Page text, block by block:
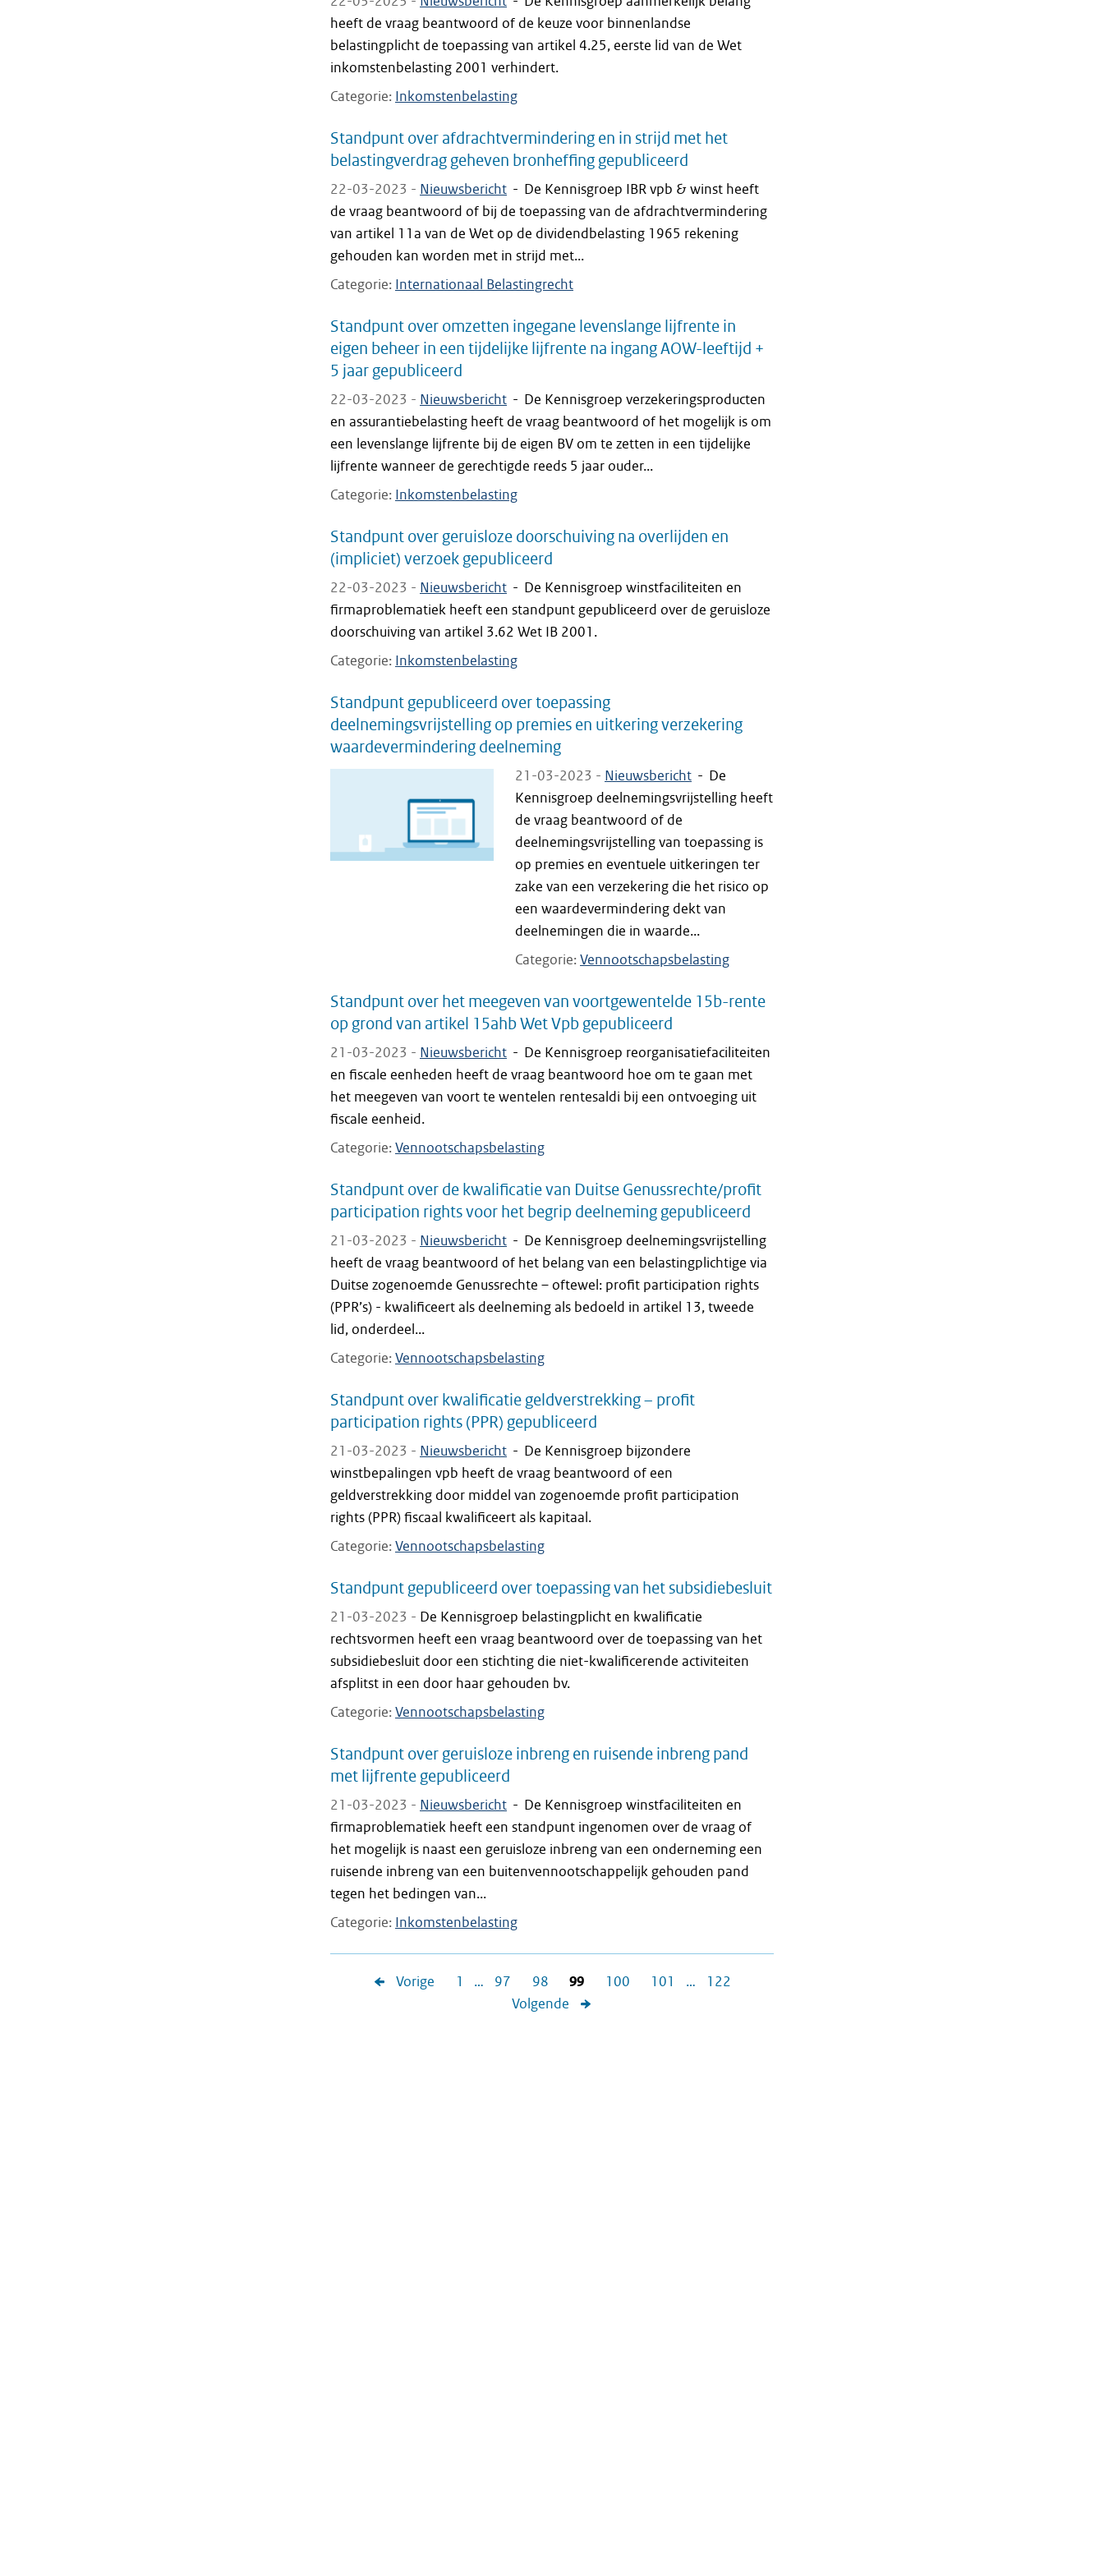
heeft de vraag beantwoord of de keuze voor binnenlandse
belastingplicht de toepassing van artikel 4.25, eerste lid van de Wet
inkomstenbelasting 2001 verhindert.
Categorie Inkomstenbelasting
Standpunt over afdrachtvermindering en in strijd met het
belastingverdrag geheven bronheffing gepubliceerd
22-03-2023 - Nieuwsbericht - De Kennisgroep IBR vpb & winst heeft
de vraag beantwoord of bij de toepassing van de afdrachtvermindering
van artikel 11a van de Wet op de dividendbelasting 1965 rekening
gehouden kan worden met in strijd met...
Categorie Internationaal Belastingrecht
Standpunt over omzetten ingegane levenslange lijfrente in
eigen beheer in een tijdelijke lijfrente na ingang AOW-leeftijd +
5 jaar gepubliceerd
22-03-2023 - Nieuwsbericht - De Kennisgroep verzekeringsproducten
en assurantiebelasting heeft de vraag beantwoord of het mogelijk is om
een levenslange lijfrente bij de eigen BV om te zetten in een tijdelijke
lijfrente wanneer de gerechtigde reeds 5 jaar ouder...
Categorie Inkomstenbelasting
Standpunt over geruisloze doorschuiving na overlijden en
(impliciet) verzoek gepubliceerd
22-03-2023 - Nieuwsbericht - De Kennisgroep winstfaciliteiten en
firmaproblematiek heeft een standpunt gepubliceerd over de geruisloze
doorschuiving van artikel 3.62 Wet IB 2001.
Categorie Inkomstenbelasting
Standpunt gepubliceerd over toepassing
deelnemingsvrijstelling op premies en uitkering verzekering
waardevermindering deelneming
21-03-2023 - Nieuwsbericht - De
Kennisgroep deelnemingsvrijstelling heeft
de vraag beantwoord of de
deelnemingsvrijstelling van toepassing is
op premies en eventuele uitkeringen ter
zake van een verzekering die het risico op
een waardevermindering dekt van
deelnemingen die in waarde...
Categorie Vennootschapsbelasting
Standpunt over het meegeven van voortgewentelde 15b-rente
op grond van artikel 15ahb Wet Vpb gepubliceerd
21-03-2023 - Nieuwsbericht - De Kennisgroep reorganisatiefaciliteiten
en fiscale eenheden heeft de vraag beantwoord hoe om te gaan met
het meegeven van voort te wentelen rentesaldi bij een ontvoeging uit
fiscale eenheid.
Categorie Vennootschapsbelasting
Standpunt over de kwalificatie van Duitse Genussrechte/profit
participation rights voor het begrip deelneming gepubliceerd
21-03-2023 - Nieuwsbericht - De Kennisgroep deelnemingsvrijstelling
heeft de vraag beantwoord of het belang van een belastingplichtige via
Duitse zogenoemde Genussrechte – oftewel: profit participation rights
(PPR’s) - kwalificeert als deelneming als bedoeld in artikel 13, tweede
lid, onderdeel...
Categorie Vennootschapsbelasting
Standpunt over kwalificatie geldverstrekking – profit
participation rights (PPR) gepubliceerd
21-03-2023 - Nieuwsbericht - De Kennisgroep bijzondere
winstbepalingen vpb heeft de vraag beantwoord of een
geldverstrekking door middel van zogenoemde profit participation
rights (PPR) fiscaal kwalificeert als kapitaal.
Categorie Vennootschapsbelasting
Standpunt gepubliceerd over toepassing van het subsidiebesluit
21-03-2023 - De Kennisgroep belastingplicht en kwalificatie
rechtsvormen heeft een vraag beantwoord over de toepassing van het
subsidiebesluit door een stichting die niet-kwalificerende activiteiten
afsplitst in een door haar gehouden bv.
Categorie Vennootschapsbelasting
Standpunt over geruisloze inbreng en ruisende inbreng pand
met lijfrente gepubliceerd
21-03-2023 - Nieuwsbericht - De Kennisgroep winstfaciliteiten en
firmaproblematiek heeft een standpunt ingenomen over de vraag of
het mogelijk is naast een geruisloze inbreng van een onderneming een
ruisende inbreng van een buitenvennootschappelijk gehouden pand
tegen het bedingen van...
Categorie Inkomstenbelasting
Vorige 1 … 97 98 99 100 101 …
122
Volgende